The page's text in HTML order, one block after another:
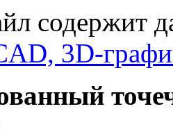
содержит
3D-